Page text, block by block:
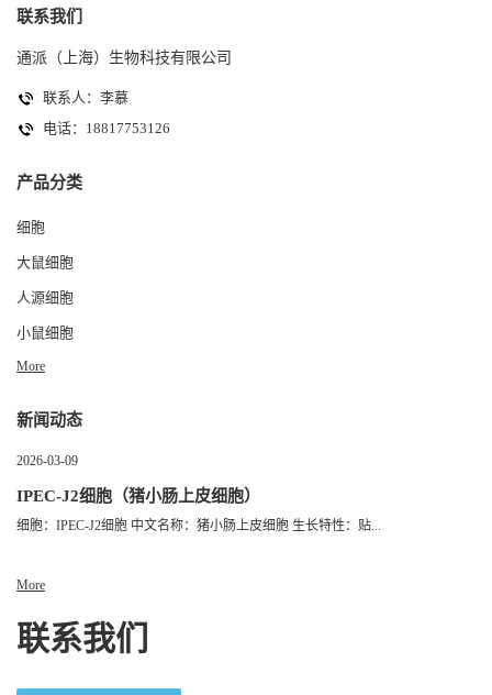
联系我们
通派（上海）生物科技有限公司
联系人：李慕
电话：18817753126
产品分类
细胞
大鼠细胞
人源细胞
小鼠细胞
More
新闻动态
2026-03-09
IPEC-J2细胞（猪小肠上皮细胞）
细胞：IPEC-J2细胞 中文名称：猪小肠上皮细胞 生长特性：贴...
More
联系我们